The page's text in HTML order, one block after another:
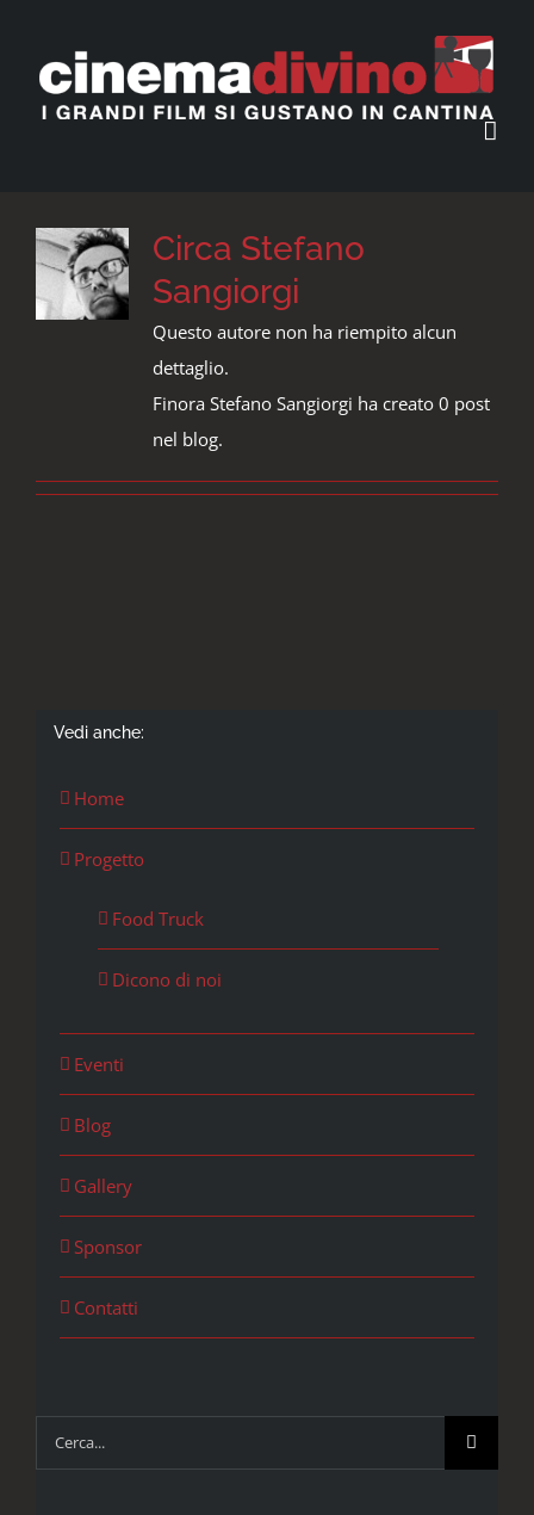
contenuto
Circa Stefano
Sangiorgi
Questo autore non ha riempito alcun
dettaglio.
Finora Stefano Sangiorgi ha creato 0 post
nel blog.
Vedi anche:
Home
Progetto
Food Truck
Dicono di noi
Eventi
Blog
Gallery
Sponsor
Contatti
Cerca
per: